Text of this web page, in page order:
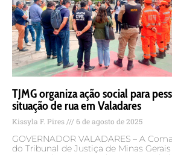
TJMG organiza ação social para
situação de rua em Valadares
Kissyla F. Pires 6 de agosto de 2025
GOVERNADOR VALADARES – A
do Tribunal de Justiça de Minas Gerais